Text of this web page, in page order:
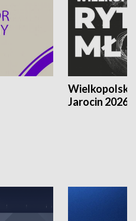
Jarocin 2026